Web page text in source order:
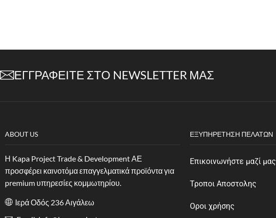
ΕΓΓΡΑΦΕΊΤΕ ΣΤΟ NEWSLETTER ΜΑΣ
ABOUT US
Η Kapa Project Trade & Development ΑΕ
προσφέρει καινοτόμα επαγγελματικά προϊόντα για
premium υπηρεσίες κομμωτηρίου.
Ιερά Οδός 236 Αιγάλεω
ΕΞΥΠΗΡΈΤΗΣΗ ΠΕΛΑΤΏΝ
Επικοινωνήστε μαζί μας
Τροποι Αποστολης
Οροι χρήσης